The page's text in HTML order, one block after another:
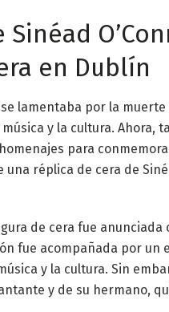
Sinéad
en Dublín
lamentaba por la
y la cultura. Ahora,
para
réplica de cera de
de cera fue
fue acompañada por
y la cultura. Sin
y de su hermano,